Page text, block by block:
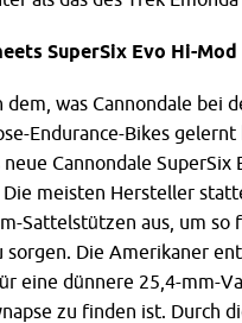
SuperSix Evo Hi-Mod
dem, was Cannondale bei
Endurance-Bikes
neue Cannondale SuperSix
meisten Hersteller
Sattelstützen aus, um so
sorgen. Die Amerikaner
eine dünnere 25,4-mm-
zu finden ist. Durch